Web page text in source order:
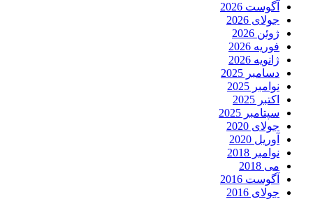
آگوست 2026
جولای 2026
ژوئن 2026
فوریه 2026
ژانویه 2026
دسامبر 2025
نوامبر 2025
اکتبر 2025
سپتامبر 2025
جولای 2020
آوریل 2020
نوامبر 2018
می 2018
آگوست 2016
جولای 2016